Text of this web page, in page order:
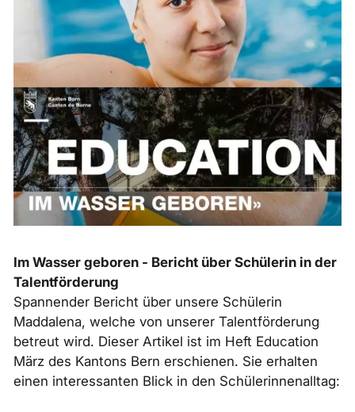
Im Wasser geboren - Bericht über Schülerin in der
Talentförderung
Spannender Bericht über unsere Schülerin
Maddalena, welche von unserer Talentförderung
betreut wird. Dieser Artikel ist im Heft Education
März des Kantons Bern erschienen. Sie erhalten
einen interessanten Blick in den Schülerinnenalltag: